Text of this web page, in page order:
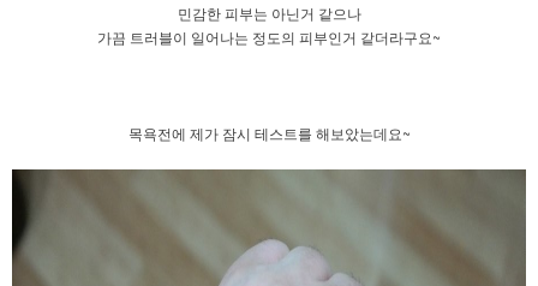
민감한 피부는 아닌거 같으나
가끔 트러블이 일어나는 정도의 피부인거 같더라구요~
목욕전에 제가 잠시 테스트를 해보았는데요~